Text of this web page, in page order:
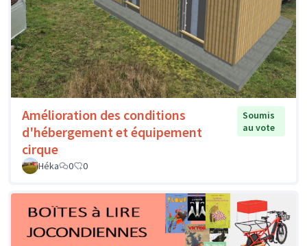
Amélioration des conditions
d'hébergement et équipement
cirque
Soumis
au vote
Héka 0 0